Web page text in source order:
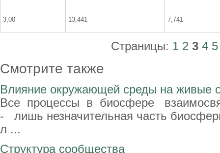
3,00 13,441 7,741
Страницы: 1 2 3 4 5
Смотрите также
Влияние окружающей среды на живые
Все процессы в биосфере
- лишь незначительная часть
л ...
Структура сообщества